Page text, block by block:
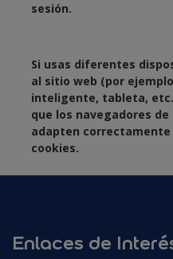
sesión.
Si usas diferentes
al sitio web (por
inteligente, tableta,
que los navegadores
adapten
cookies.
Enlaces de